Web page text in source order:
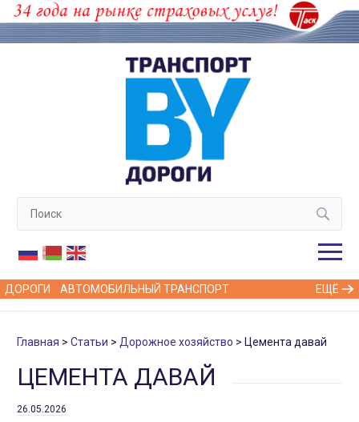
ДОРОГИ АВТОМОБИЛЬНЫЙ ТРАНСПОРТ ЕЩЁ
Главная Статьи Дорожное хозяйство Цемента давай
ЦЕМЕНТА ДАВАЙ
26.05.2026